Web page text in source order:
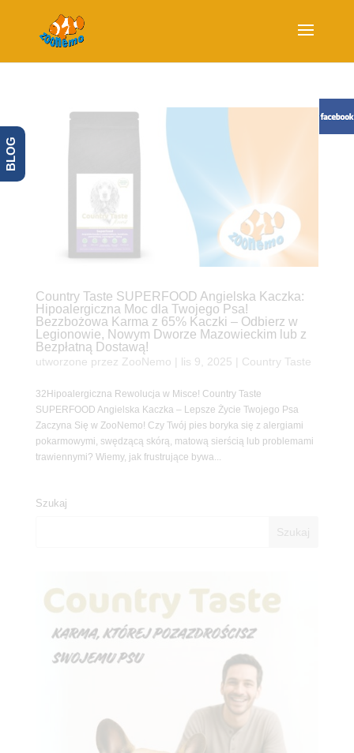
Country Taste SUPERFOOD Angielska Kaczka:
Hipoalergiczna Moc dla Twojego Psa!
Bezzbożowa Karma z 65% Kaczki – Odbierz w
Legionowie, Nowym Dworze Mazowieckim lub z
Bezpłatną Dostawą!
utworzone przez ZooNemo lis 9, 2025 Country Taste
32Hipoalergiczna Rewolucja w Misce! Country Taste
SUPERFOOD Angielska Kaczka – Lepsze Życie Twojego Psa
Zaczyna Się w ZooNemo! Czy Twój pies boryka się z alergiami
pokarmowymi, swędzącą skórą, matową sierścią lub problemami
trawiennymi? Wiemy, jak frustrujące bywa...
Szukaj
BLOG